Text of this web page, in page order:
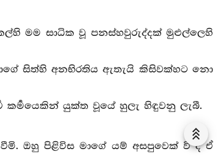
මම සාධික වූ පනස්හවුරුද්දක් මුළුල්ලෙහි
සිත්හි අනභිරතිය ඇතැයි කිසිවක්හට නො
යුක්ත වූයේ හුලැ හිඳුවනු ලැබී.
ඔහු පිළිවිස මාගේ යම් අසපුවෙක් වී ද ඒ